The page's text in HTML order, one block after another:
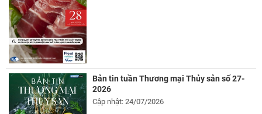
Bản tin tuần Thương mại Thủy sản số 27-
2026
Cập nhật: 24/07/2026